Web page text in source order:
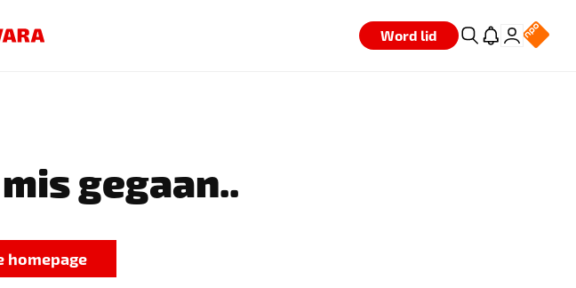
Word lid
gegaan..
homepage